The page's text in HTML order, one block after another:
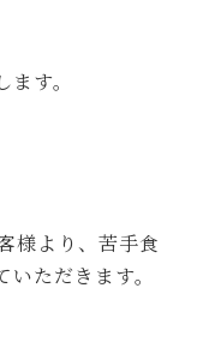
す。
様より、苦手食
ただきます。